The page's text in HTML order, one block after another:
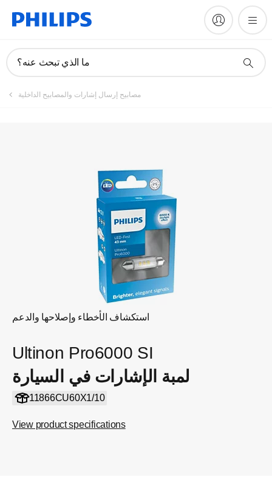
ما الذي تبحث عنه؟
مصابيح إرسال إشارات والمصابيح الداخلية
استكشاف الأخطاء وإصلاحها والدعم
Ultinon Pro6000 SI
لمبة الإشارات في السيارة
11866CU60X1/10
View product specifications